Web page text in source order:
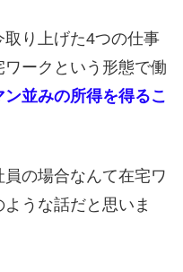
り上げた4つの仕事
ークという形態で働
並みの所得を得るこ
の場合なんて在宅ワ
うな話だと思いま